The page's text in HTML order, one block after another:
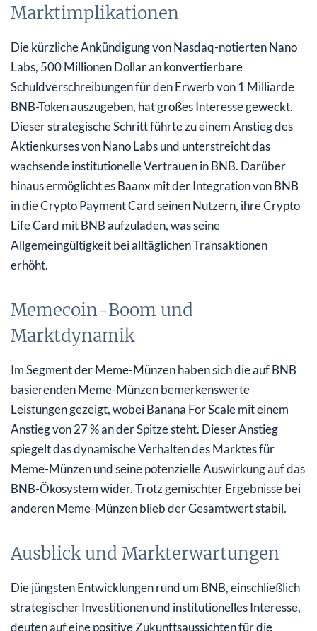
Marktimplikationen
Die kürzliche Ankündigung von Nasdaq-notierten Nano
Labs, 500 Millionen Dollar an konvertierbare
Schuldverschreibungen für den Erwerb von 1 Milliarde
BNB-Token auszugeben, hat großes Interesse geweckt.
Dieser strategische Schritt führte zu einem Anstieg des
Aktienkurses von Nano Labs und unterstreicht das
wachsende institutionelle Vertrauen in BNB. Darüber
hinaus ermöglicht es Baanx mit der Integration von BNB
in die Crypto Payment Card seinen Nutzern, ihre Crypto
Life Card mit BNB aufzuladen, was seine
Allgemeingültigkeit bei alltäglichen Transaktionen
erhöht.
Memecoin-Boom und
Marktdynamik
Im Segment der Meme-Münzen haben sich die auf BNB
basierenden Meme-Münzen bemerkenswerte
Leistungen gezeigt, wobei Banana For Scale mit einem
Anstieg von 27 % an der Spitze steht. Dieser Anstieg
spiegelt das dynamische Verhalten des Marktes für
Meme-Münzen und seine potenzielle Auswirkung auf das
BNB-Ökosystem wider. Trotz gemischter Ergebnisse bei
anderen Meme-Münzen blieb der Gesamtwert stabil.
Ausblick und Markterwartungen
Die jüngsten Entwicklungen rund um BNB, einschließlich
strategischer Investitionen und institutionelles Interesse,
deuten auf eine positive Zukunftsaussichten für die